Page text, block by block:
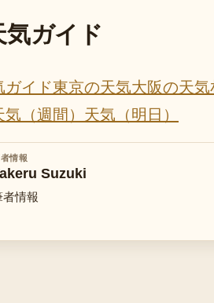
ガイド
イド東京の天気大阪の天気
気（週間） 天気（明日）
情報
Suzuki
者情報